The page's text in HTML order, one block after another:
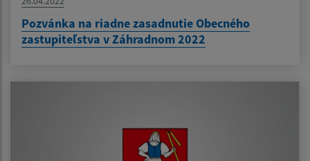
Pozvánka na riadne zasadnutie Obecného
zastupiteľstva v Záhradnom 2022